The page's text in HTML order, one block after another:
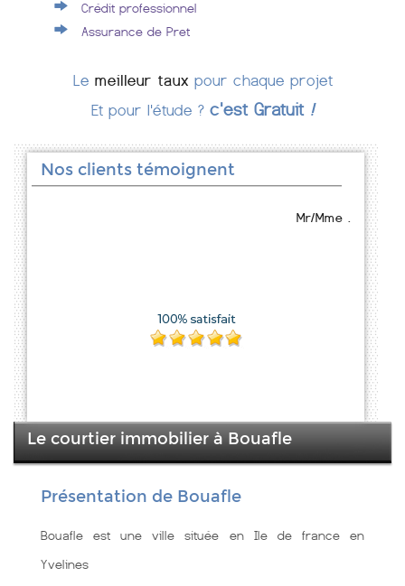
Crédit professionnel
Assurance de Pret
Le meilleur taux pour chaque projet
Et pour l'étude ? c'est Gratuit !
Nos clients témoignent
Mr/Mme .
Le courtier immobilier à Bouafle
Présentation de Bouafle
Bouafle est une ville située en Ile de france en
Yvelines